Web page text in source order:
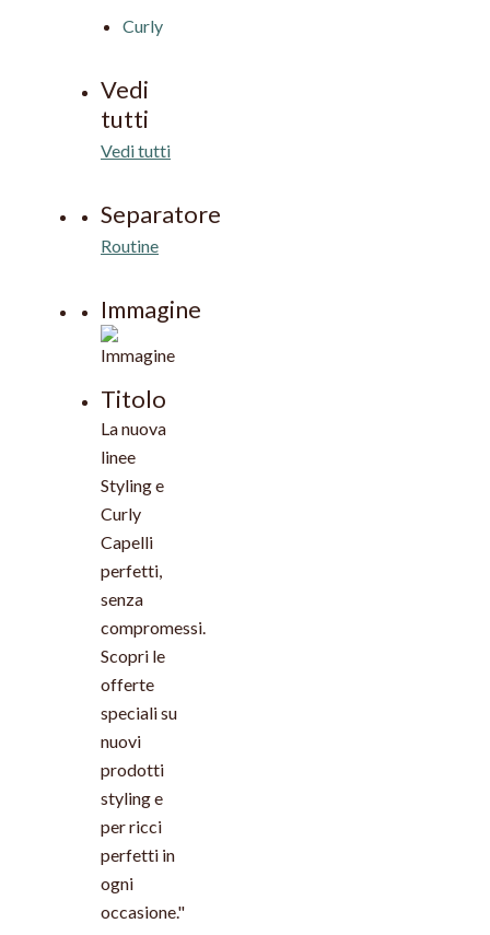
Curly
Vedi
tutti
Vedi tutti
Separatore
Routine
Immagine
Titolo
La nuova
linee
Styling e
Curly
Capelli
perfetti,
senza
compromessi.
Scopri le
offerte
speciali su
nuovi
prodotti
styling e
per ricci
perfetti in
ogni
occasione."